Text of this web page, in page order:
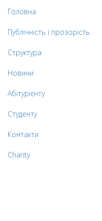
Головна
Публічність і прозорість
Структура
Новини
Абітурієнту
Студенту
Контакти
Charity